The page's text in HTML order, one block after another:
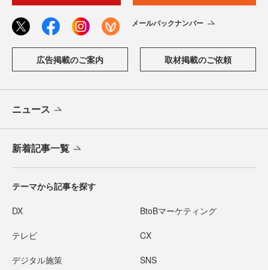
メールバックナンバー
広告掲載のご案内 取材掲載のご依頼
ニュース
新着記事一覧
テーマから記事を探す
DX BtoBマーケティング
テレビ CX
デジタル施策 SNS